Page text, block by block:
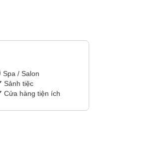
Spa / Salon
Sảnh tiệc
Cửa hàng tiện ích